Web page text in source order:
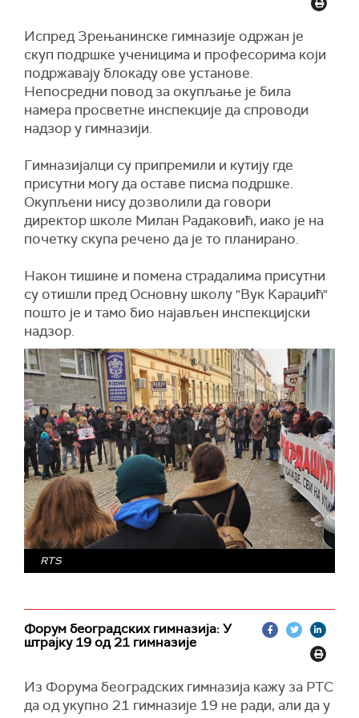
образовање и васпитање засноване на
социјалној правди и принципу једнаких шанси
без дискриминације.
''Подсећамо да људска права сваког појединца
нису апсолутна, већ су ограничена правима и
обавезама других. Свака ограничења људских
права, морају бити законита, тежити
легитимном циљу, бити неопходна и
пропорционална'', додаје се у саопштењу
Министарства. Министарство, како се додаје,
позива све актере на друштвени дијалог о
године и утицати на организацију пријемних
испита за упис у специјализована одељења
гимназија и уметничке школе, завршног испита
који је планиран за 16, 17. и 18. јун, као и
одржавање матурских испита у средњим
школама.
саопштило Министарство просвете, настава
се данас одвија у више од 97 одсто од укупно
1.773 основне и средње школе у Србији, а
блокирана је у три одсто школа.
Настава је у тим школама блокирана и поред
тога што су четири репрезентативна
синдиката запослених у просвети саопштили
да су постигли договор са Владом Србије о
повећању зарада и да због тога стављају
мораторијум на штрајк.
Испред Зрењанинске гимназије одржан је
скуп подршке ученицима и професорима који
подржавају блокаду ове установе.
Непосредни повод за окупљање је била
намера просветне инспекције да спроводи
надзор у гимназији.
Гимназијалци су припремили и кутију где
присутни могу да оставе писма подршке.
Окупљени нису дозволили да говори
директор школе Милан Радаковић, иако је на
почетку скупа речено да је то планирано.
Након тишине и помена страдалима присутни
су отишли пред Основну школу "Вук Караџић"
пошто је и тамо био најављен инспекцијски
надзор.
RTS
Форум београдских гимназија: У
штрајку 19 од 21 гимназије
Из Форума београдских гимназија кажу за РТС
да од укупно 21 гимназије 19 не ради, али да у